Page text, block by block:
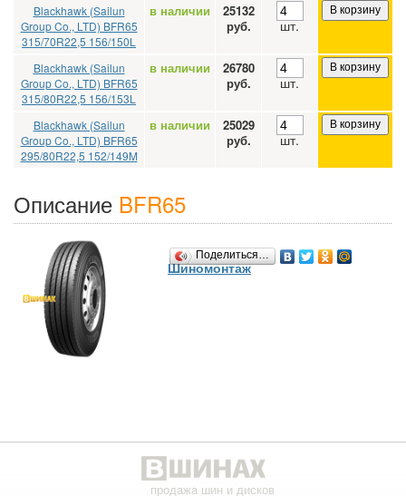
Blackhawk (Sailun
Group Co., LTD) BFR65
315/70R22,5 156/150L
в наличии
25132
руб.
шт.
В корзину
Blackhawk (Sailun
Group Co., LTD) BFR65
315/80R22,5 156/153L
в наличии
26780
руб.
шт.
В корзину
Blackhawk (Sailun
Group Co., LTD) BFR65
295/80R22,5 152/149M
в наличии
25029
руб.
шт.
В корзину
Описание BFR65
Поделиться…
Шиномонтаж
продажа шин и дисков